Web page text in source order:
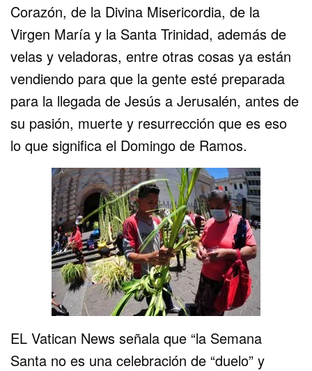
Corazón, de la Divina Misericordia, de la
Virgen María y la Santa Trinidad, además de
velas y veladoras, entre otras cosas ya están
vendiendo para que la gente esté preparada
para la llegada de Jesús a Jerusalén, antes de
su pasión, muerte y resurrección que es eso
lo que significa el Domingo de Ramos.
EL Vatican News señala que “la Semana
Santa no es una celebración de “duelo” y